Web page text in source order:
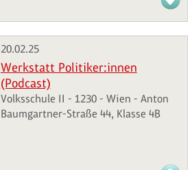
20.02.25
Werkstatt Politiker:innen
(Podcast)
Volksschule II - 1230 - Wien - Anton
Baumgartner-Straße 44, Klasse 4B